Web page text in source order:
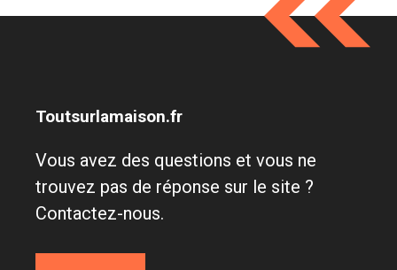
Toutsurlamaison.fr
Vous avez des questions et vous ne
trouvez pas de réponse sur le site ?
Contactez-nous.